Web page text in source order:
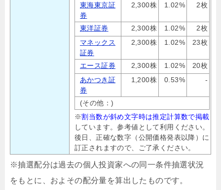
東海東京証
券
2,300株 1.02% 2枚
東洋証券 2,300株 1.02%
2枚
マネックス
証券
2,300株 1.02% 23枚
エース証券 2,300株 1.02%
20枚
あかつき証
券
1,200株 0.53% -
(その他：)
※割当数が斜め文字時は推定計算数で掲載
しています。参考値として利用ください。
後日、正確な数字（公開価格発表以降）に
訂正されますので、ご了承ください。
※抽選配分は過去の個人投資家への同一条件抽選状況
をもとに、およその配分量を算出したものです。